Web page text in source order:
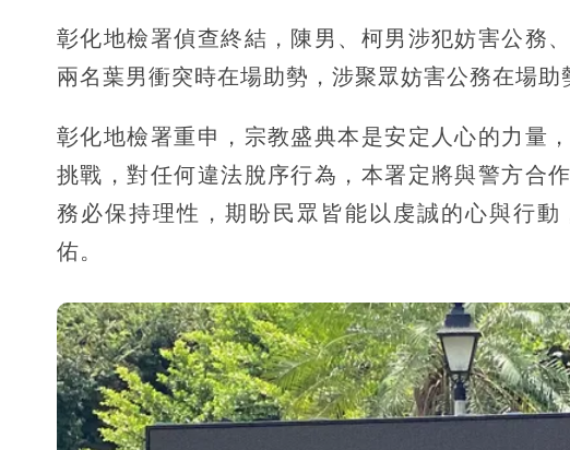
彰化地檢署偵查終結，陳男、柯男涉犯妨害公務
兩名葉男衝突時在場助勢，涉聚眾妨害公務在場助
彰化地檢署重申，宗教盛典本是安定人心的力量
挑戰，對任何違法脫序行為，本署定將與警方合
務必保持理性，期盼民眾皆能以虔誠的心與行
佑。